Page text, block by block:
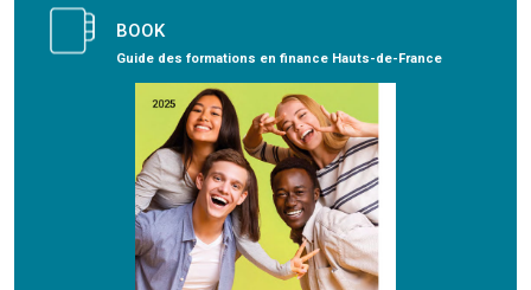
BOOK
Guide des formations en finance Hauts-de-France